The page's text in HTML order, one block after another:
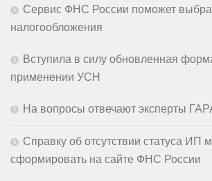
Сервис ФНС России поможет
налогообложения
Вступила в силу обновленная
применении УСН
На вопросы отвечают эксперты
Справку об отсутствии статуса ИП
сформировать на сайте ФНС России